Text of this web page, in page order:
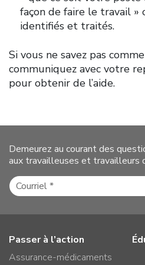
façon de faire le travail »
identifiés et traités.
Si vous ne savez pas
communiquez avec votre
pour obtenir de l’aide.
Demeurez au courant des
aux travailleuses et travailleurs
Passer à l’action
Assurance-médicaments